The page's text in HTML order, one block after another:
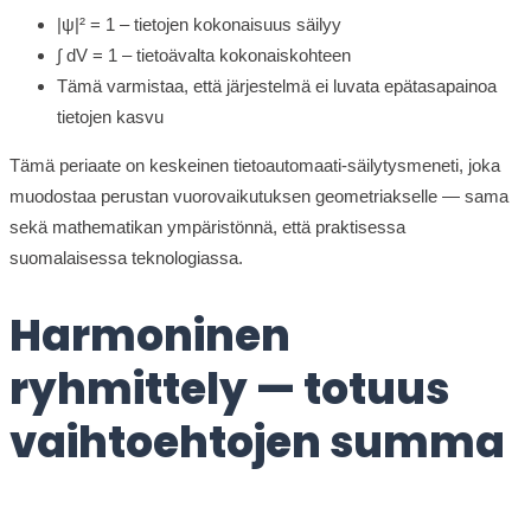
|ψ|² = 1 – tietojen kokonaisuus säilyy
∫ dV = 1 – tietoävalta kokonaiskohteen
Tämä varmistaa, että järjestelmä ei luvata epätasapainoa
tietojen kasvu
Tämä periaate on keskeinen tietoautomaati-säilytysmeneti, joka
muodostaa perustan vuorovaikutuksen geometriakselle — sama
sekä mathematikan ympäristönnä, että praktisessa
suomalaisessa teknologiassa.
Harmoninen
ryhmittely — totuus
vaihtoehtojen summa